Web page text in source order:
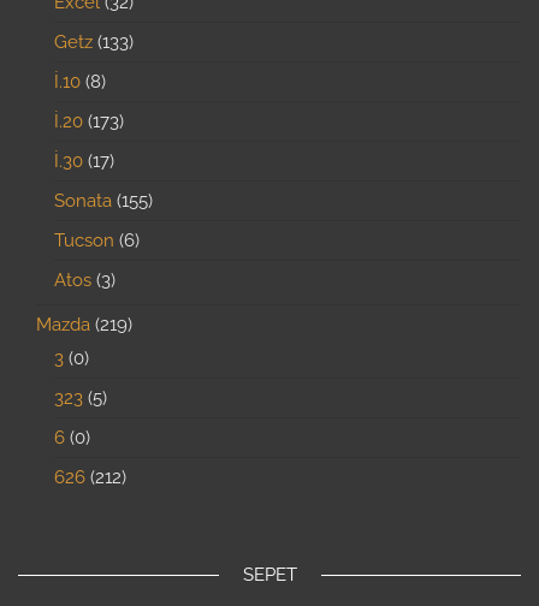
Getz 133
İ.10 8
İ.20 173
İ.30 17
Sonata 155
Tucson 6
Atos 3
Mazda 219
3 0
323 5
6 0
626 212
SEPET